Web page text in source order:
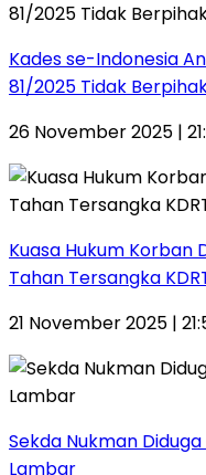
Kades se-Indonesia
81/2025 Tidak
26 November 2025 |
Kuasa Hukum Korban
Tahan Tersangka
21 November 2025 |
Sekda Nukman
Lambar